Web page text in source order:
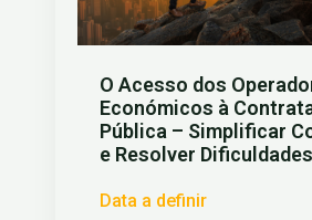
O Acesso dos
Económicos à
Pública – Simplificar
e Resolver
Data a definir